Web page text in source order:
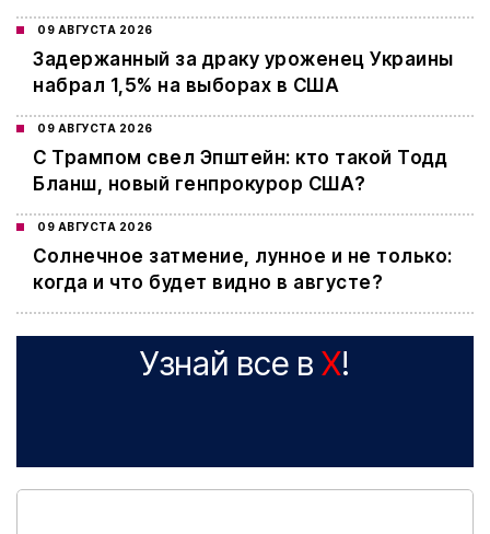
09 АВГУСТА 2026
Задержанный за драку уроженец Украины
набрал 1,5% на выборах в США
09 АВГУСТА 2026
С Трампом свел Эпштейн: кто такой Тодд
Бланш, новый генпрокурор США?
09 АВГУСТА 2026
Cолнечное затмение, лунное и не только:
когда и что будет видно в августе?
Узнай все в X!